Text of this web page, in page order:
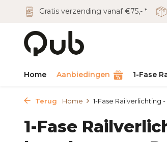
Gratis verzending vanaf €75,- *
Home Aanbiedingen 1-Fase
Terug Home 1-Fase Railverlichting -
1-Fase